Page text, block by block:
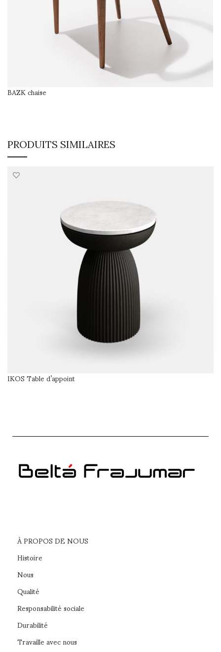
BAZK chaise
PRODUITS SIMILAIRES
IKOS Table d’appoint
À PROPOS DE NOUS
Histoire
Nous
Qualité
Responsabilité sociale
Durabilité
Travaille avec nous